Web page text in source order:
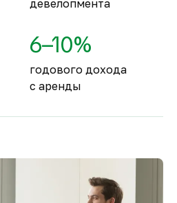
девелопмента
6–10%
годового дохода
с аренды